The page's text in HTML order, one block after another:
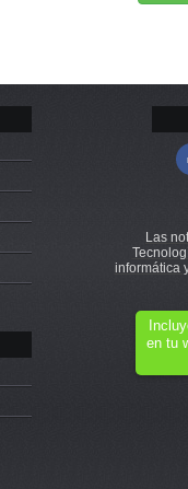
Las
informática
en tu